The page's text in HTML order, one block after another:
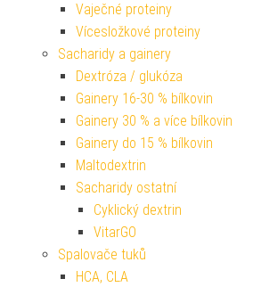
Vaječné proteiny
Vícesložkové proteiny
Sacharidy a gainery
Dextróza / glukóza
Gainery 16-30 % bílkovin
Gainery 30 % a více bílkovin
Gainery do 15 % bílkovin
Maltodextrin
Sacharidy ostatní
Cyklický dextrin
VitarGO
Spalovače tuků
HCA, CLA